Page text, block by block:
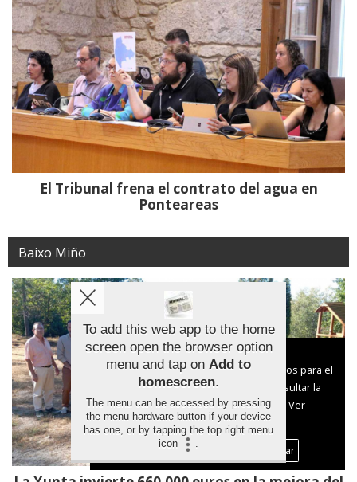
El Tribunal frena el contrato del agua en
Ponteareas
Baixo Miño
Aviso sobre el Uso de cookies:
Utilizamos cookies nuestras y de terceros para el
funcionamiento del digital. Puedes consultar la
lista de cookies y como desconectarlas.
Ver
nuestra Política de Privacidad y Cookies
Aceptar Cookies
Personalizar
To add this web app to the home
screen open the browser option
menu and tap on Add to
homescreen.
The menu can be accessed by pressing
the menu hardware button if your device
has one, or by tapping the top right menu
icon
.